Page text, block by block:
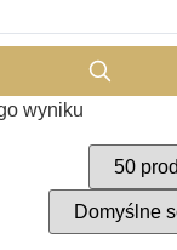
wyniku